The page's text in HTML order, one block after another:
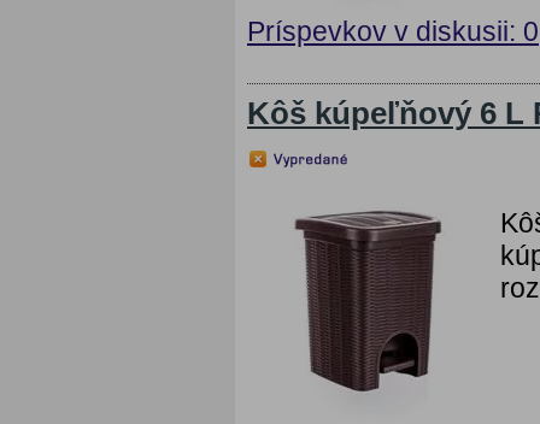
Príspevkov v diskusii: 0
Kôš kúpeľňový 6 L